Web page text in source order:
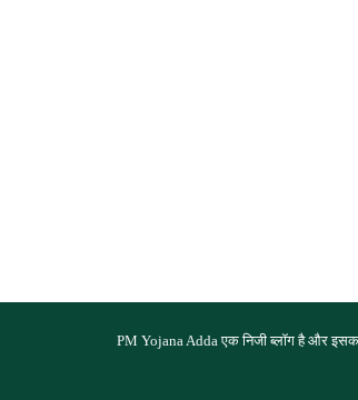
PM Yojana Adda एक निजी ब्लॉग है और